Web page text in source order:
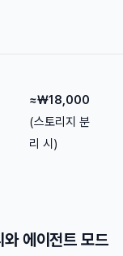
≈₩18,000
(스토리지 분
리 시)
에이전트 모드